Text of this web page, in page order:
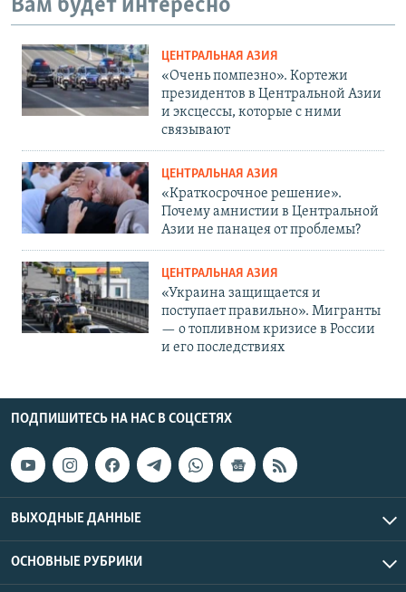
Вам будет интересно
ЦЕНТРАЛЬНАЯ АЗИЯ
«Очень помпезно». Кортежи
президентов в Центральной Азии
и эксцессы, которые с ними
связывают
ЦЕНТРАЛЬНАЯ АЗИЯ
«Краткосрочное решение».
Почему амнистии в Центральной
Азии не панацея от проблемы?
ЦЕНТРАЛЬНАЯ АЗИЯ
«Украина защищается и
поступает правильно». Мигранты
— о топливном кризисе в России
и его последствиях
ПОДПИШИТЕСЬ НА НАС В СОЦСЕТЯХ
ВЫХОДНЫЕ ДАННЫЕ
ОСНОВНЫЕ РУБРИКИ